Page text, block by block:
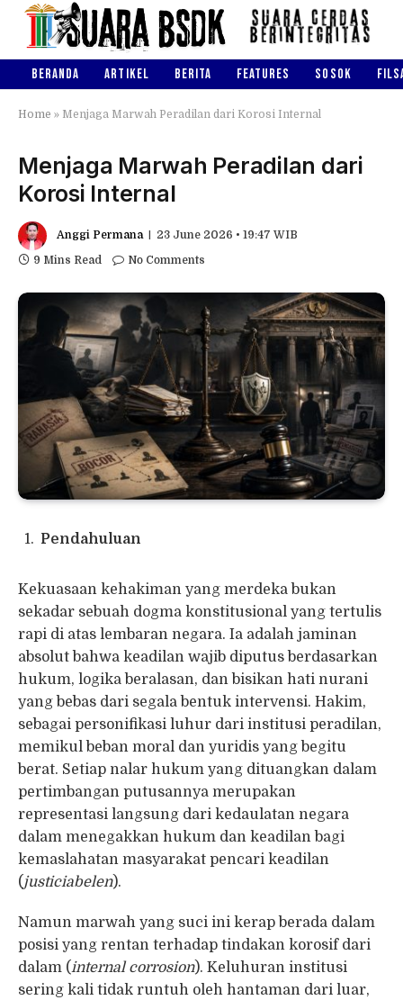
BERANDA ARTIKEL BERITA FEATURES SOSOK
Home » Menjaga Marwah Peradilan dari Korosi Internal
Menjaga Marwah Peradilan dari
Korosi Internal
Anggi Permana
23 June 2026 • 19:47 WIB
9 Mins Read
No Comments
Pendahuluan
Kekuasaan kehakiman yang merdeka bukan
sekadar sebuah dogma konstitusional yang tertulis
rapi di atas lembaran negara. Ia adalah jaminan
absolut bahwa keadilan wajib diputus berdasarkan
hukum, logika beralasan, dan bisikan hati nurani
yang bebas dari segala bentuk intervensi. Hakim,
sebagai personifikasi luhur dari institusi peradilan,
memikul beban moral dan yuridis yang begitu
berat. Setiap nalar hukum yang dituangkan dalam
pertimbangan putusannya merupakan
representasi langsung dari kedaulatan negara
dalam menegakkan hukum dan keadilan bagi
kemaslahatan masyarakat pencari keadilan
(justiciabelen).
Namun marwah yang suci ini kerap berada dalam
posisi yang rentan terhadap tindakan korosif dari
dalam (internal corrosion). Keluhuran institusi
sering kali tidak runtuh oleh hantaman dari luar,